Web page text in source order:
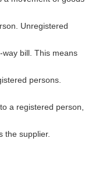
Unregistered
bill. This means
persons.
a registered person,
the supplier.